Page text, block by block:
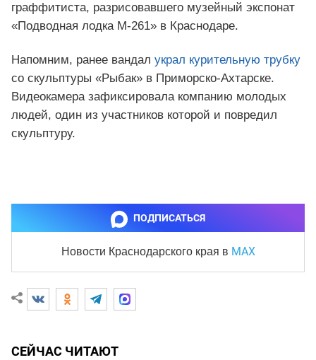
граффитиста, разрисовавшего музейный экспонат
«Подводная лодка М-261» в Краснодаре.
Напомним, ранее вандал украл курительную трубку
со скульптуры «Рыбак» в Приморско-Ахтарске.
Видеокамера зафиксировала компанию молодых
людей, один из участников которой и повредил
скульптуру.
ПОДПИСАТЬСЯ
Новости Краснодарского края в MAX
СЕЙЧАС ЧИТАЮТ